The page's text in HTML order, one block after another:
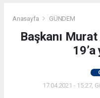
Anasayfa GÜNDEM
Başkanı
17.04.2021 - 15:27,